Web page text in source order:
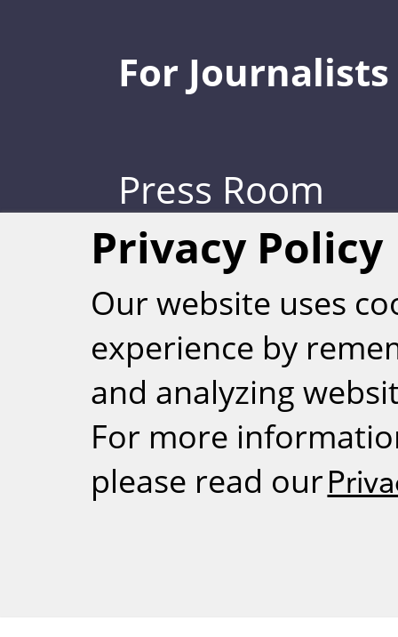
For Journalists
Press Room
RSS
Privacy Policy
Our website uses
experience by
and analyzing
For more
please read our